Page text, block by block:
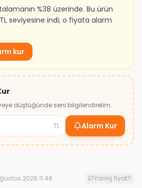
%38 üzerinde. Bu ürün
seviyesine indi; o fiyata alarm
kur
düştüğünde seni bilgilendirelim.
TL Alarm Kur
2026 11:48 Yanlış fiyat?